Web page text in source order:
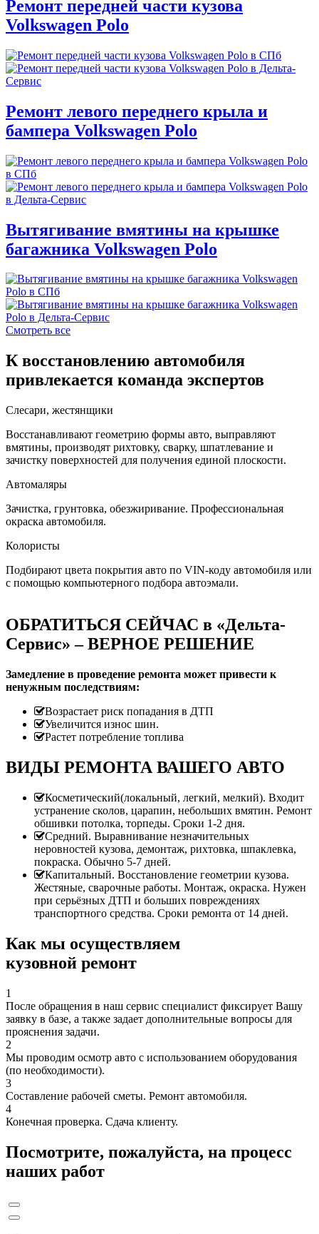
Ремонт передней части кузова
Volkswagen Polo
Ремонт левого переднего крыла и
бампера Volkswagen Polo
Вытягивание вмятины на крышке
багажника Volkswagen Polo
Смотреть все
К восстановлению автомобиля
привлекается команда экспертов
Слесари, жестянщики
Восстанавливают геометрию формы авто, выправляют
вмятины, производят рихтовку, сварку, шпатлевание и
зачистку поверхностей для получения единой плоскости.
Автомаляры
Зачистка, грунтовка, обезжиривание. Профессиональная
окраска автомобиля.
Колористы
Подбирают цвета покрытия авто по VIN-коду автомобиля или
с помощью компьютерного подбора автоэмали.
ОБРАТИТЬСЯ СЕЙЧАС в «Дельта-
Сервис» – ВЕРНОЕ РЕШЕНИЕ
Замедление в проведение ремонта может привести к
ненужным последствиям:
Возрастает риск попадания в ДТП
Увеличится износ шин.
Растет потребление топлива
ВИДЫ РЕМОНТА ВАШЕГО АВТО
Косметический(локальный, легкий, мелкий). Входит
устранение сколов, царапин, небольших вмятин. Ремонт
обшивки потолка, торпеды. Сроки 1-2 дня.
Средний. Выравнивание незначительных
неровностей кузова, демонтаж, рихтовка, шпаклевка,
покраска. Обычно 5-7 дней.
Капитальный. Восстановление геометрии кузова.
Жестяные, сварочные работы. Монтаж, окраска. Нужен
при серьёзных ДТП и больших повреждениях
транспортного средства. Сроки ремонта от 14 дней.
Как мы осуществляем
кузовной ремонт
1
После обращения в наш сервис специалист фиксирует Вашу
заявку в базе, а также задает дополнительные вопросы для
прояснения задачи.
2
Мы проводим осмотр авто с использованием оборудования
(по необходимости).
3
Составление рабочей сметы. Ремонт автомобиля.
4
Конечная проверка. Сдача клиенту.
Посмотрите, пожалуйста, на процесс
наших работ